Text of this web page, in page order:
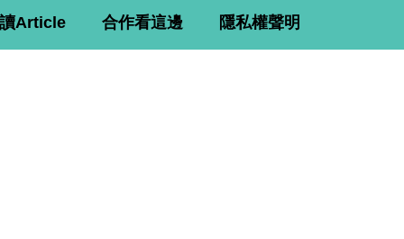
Article 合作看這邊 隱私權聲明